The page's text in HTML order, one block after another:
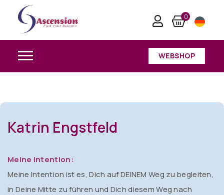
0
WEBSHOP
Katrin Engstfeld
Meine Intention:
Meine Intention ist es, Dich auf DEINEM Weg zu begleiten,
in Deine Mitte zu führen und Dich diesem Weg nach